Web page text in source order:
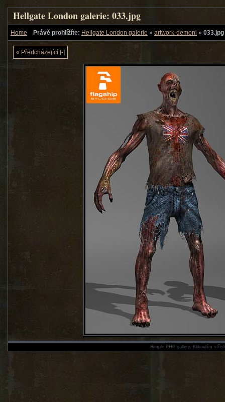
Hellgate London galerie: 033.jpg
Home Právě prohlížíte: Hellgate London galerie » artwork-demoni » 033.jpg
« Předcházející [-]
Simple PHP gallery. Kliknutím